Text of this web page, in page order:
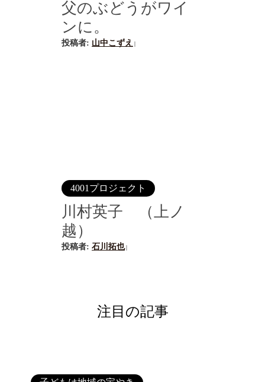
父のぶどうがワイ
ンに。
投稿者: 山中こずえ
4001プロジェクト
川村英子 （上ノ
越）
投稿者: 石川拓也|
注目の記事